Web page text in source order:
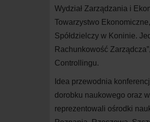
Wydział Zarządzania i
Towarzystwo
Spółdzielczy w Koninie.
Rachunkowość
Controllingu.
Idea przewodnia
dorobku naukowego oraz
reprezentowali ośrodki